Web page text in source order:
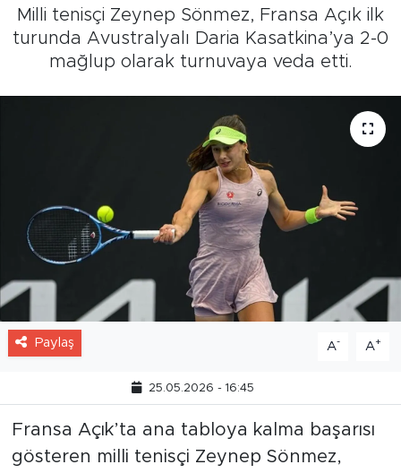
Milli tenisçi Zeynep Sönmez, Fransa Açık ilk
turunda Avustralyalı Daria Kasatkina’ya 2-0
mağlup olarak turnuvaya veda etti.
Paylaş A- A+
25.05.2026 - 16:45
Fransa Açık’ta ana tabloya kalma başarısı
gösteren milli tenisçi Zeynep Sönmez,